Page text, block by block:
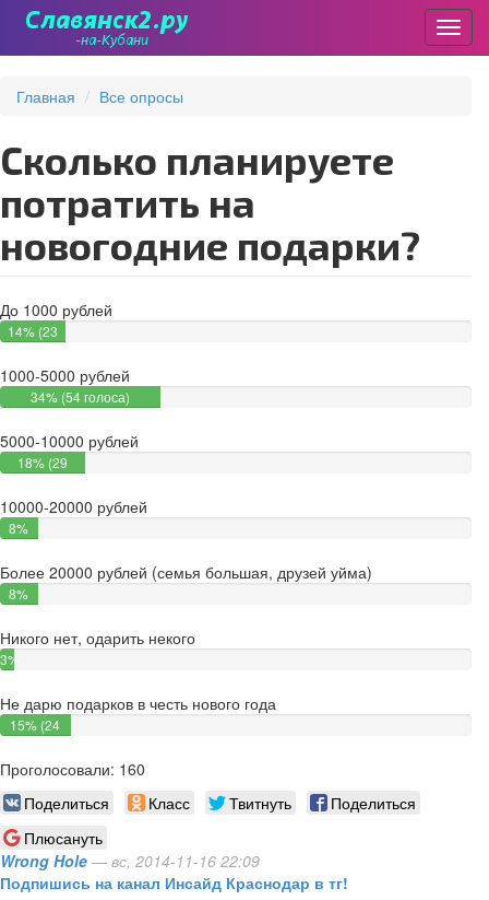
основному
Главная Все опросы
Сколько планируете
потратить на
новогодние подарки?
До 1000 рублей
14% (23
1000-5000 рублей
34% (54 голоса)
5000-10000 рублей
18% (29
10000-20000 рублей
8%
голосов)
Более 20000 рублей (семья большая, друзей уйма)
8%
голосов)
Никого нет, одарить некого
3%
голоса)
Не дарю подарков в честь нового года
15% (24
Проголосовали: 160
Поделиться
Класс Твитнуть
Поделиться
Плюсануть
Wrong Hole — вс, 2014-11-16 22:09
Подпишись на канал Инсайд Краснодар в тг!